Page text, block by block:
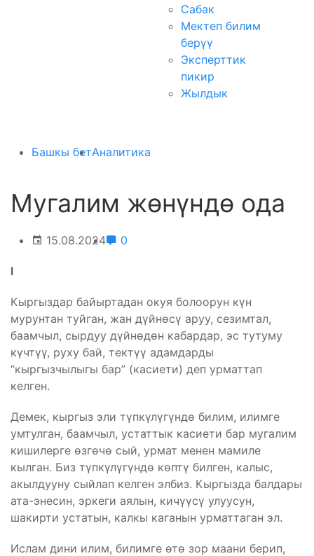
Сабак
Мектеп билим
берүү
Эксперттик
пикир
Жылдык
Башкы бетАналитика
Мугалим жөнүндө ода
15.08.2024 0
I
Кыргыздар байыртадан окуя болоорун күн
мурунтан туйган, жан дүйнөсү аруу, сезимтал,
баамчыл, сырдуу дүйнөдөн кабардар, эс тутуму
күчтүү, руху бай, тектүү адамдарды
“кыргызчылыгы бар” (касиети) деп урматтап
келген.
Демек, кыргыз эли түпкүлүгүндө билим, илимге
умтулган, баамчыл, устаттык касиети бар мугалим
кишилерге өзгөчө сый, урмат менен мамиле
кылган. Биз түпкүлүгүндө көптү билген, калыс,
акылдууну сыйлап келген элбиз. Кыргызда балдары
ата-энесин, эркеги аялын, кичүүсү улуусун,
шакирти устатын, калкы каганын урматтаган эл.
Ислам дини илим, билимге өтө зор маани берип,